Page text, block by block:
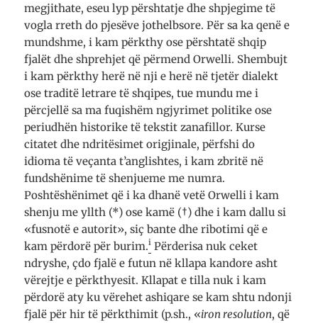
megjithate, eseu lyp përshtatje dhe shpjegime të
vogla rreth do pjesëve jothelbsore. Për sa ka qenë e
mundshme, i kam përkthy ose përshtatë shqip
fjalët dhe shprehjet që përmend Orwelli. Shembujt
i kam përkthy herë në nji e herë në tjetër dialekt
ose traditë letrare të shqipes, tue mundu me i
përcjellë sa ma fuqishëm ngjyrimet politike ose
periudhën historike të tekstit zanafillor. Kurse
citatet dhe ndritësimet origjinale, përfshi do
idioma të veçanta t’anglishtes, i kam zbritë në
fundshënime të shenjueme me numra.
Poshtëshënimet që i ka dhanë vetë Orwelli i kam
shenju me yllth (*) ose kamë (†) dhe i kam dallu si
«fusnotë e autorit», siç bante dhe ribotimi që e
kam përdorë për burim.i Përderisa nuk ceket
ndryshe, çdo fjalë e futun në kllapa kandore asht
vërejtje e përkthyesit. Kllapat e tilla nuk i kam
përdorë aty ku vërehet ashiqare se kam shtu ndonji
fjalë për hir të përkthimit (p.sh., «iron resolution, që